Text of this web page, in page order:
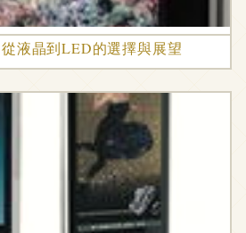
液晶到LED的選擇與展望